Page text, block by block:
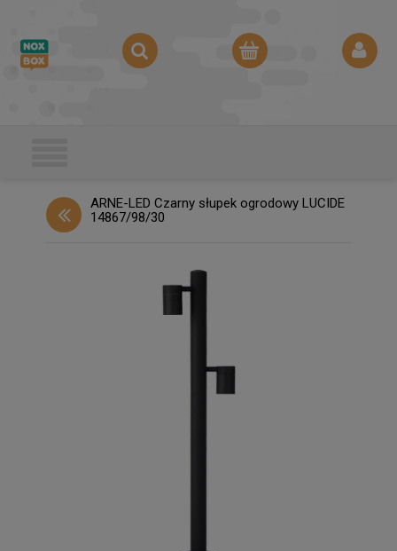
ARNE-LED Czarny słupek ogrodowy LUCIDE
14867/98/30